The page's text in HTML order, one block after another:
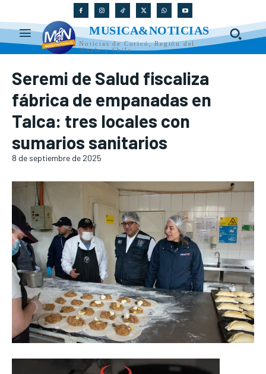
MUSICA&NOTICIAS
Noticias de Curicó, Región del
Maule y Chile
Seremi de Salud fiscaliza
fábrica de empanadas en
Talca: tres locales con
sumarios sanitarios
8 de septiembre de 2025